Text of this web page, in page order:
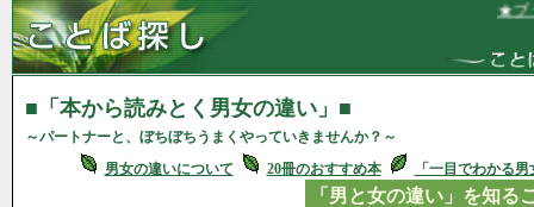
★ブラ
■「本から読みとく男女の違い」■
～パートナーと、ぼちぼちうまくやっていきませんか？～
男女の違いについて
20冊のおすすめ本 「一目でわかる
「男と女の違い」を知る